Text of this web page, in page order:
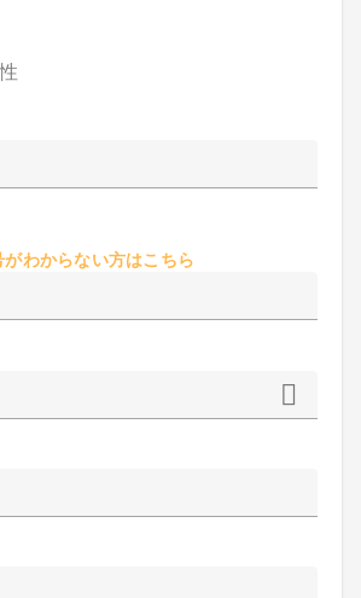
がわからない方はこちら